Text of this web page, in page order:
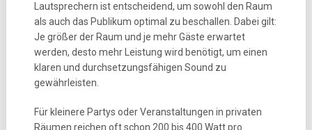
Lautsprechern ist entscheidend, um sowohl den Raum
als auch das Publikum optimal zu beschallen. Dabei gilt:
Je größer der Raum und je mehr Gäste erwartet
werden, desto mehr Leistung wird benötigt, um einen
klaren und durchsetzungsfähigen Sound zu
gewährleisten.
Für kleinere Partys oder Veranstaltungen in privaten
Räumen reichen oft schon 200 bis 400 Watt pro